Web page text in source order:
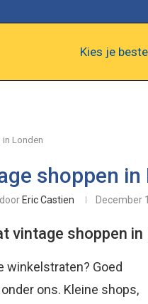
Kies je
Londen
shoppen in
door Eric Castien December
vintage shoppen in
winkelstraten? Goed
ons. Kleine shops,